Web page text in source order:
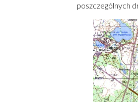
poszczególnych